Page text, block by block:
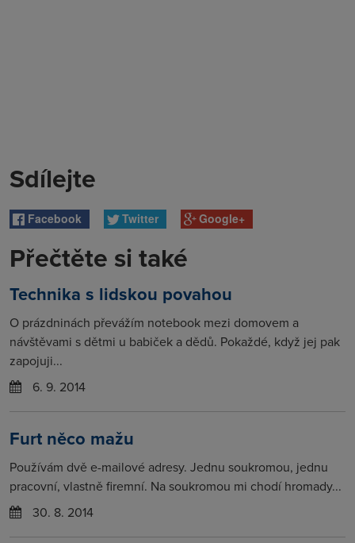
Sdílejte
Facebook Twitter Google+
Přečtěte si také
Technika s lidskou povahou
O prázdninách převážím notebook mezi domovem a
návštěvami s dětmi u babiček a dědů. Pokaždé, když jej pak
zapojuji...
6. 9. 2014
Furt něco mažu
Používám dvě e-mailové adresy. Jednu soukromou, jednu
pracovní, vlastně firemní. Na soukromou mi chodí hromady...
30. 8. 2014